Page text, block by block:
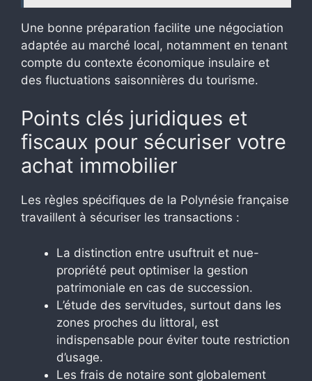
Une bonne préparation facilite une négociation
adaptée au marché local, notamment en tenant
compte du contexte économique insulaire et
des fluctuations saisonnières du tourisme.
Points clés juridiques et
fiscaux pour sécuriser votre
achat immobilier
Les règles spécifiques de la Polynésie française
travaillent à sécuriser les transactions :
La distinction entre usuftruit et nue-
propriété peut optimiser la gestion
patrimoniale en cas de succession.
L’étude des servitudes, surtout dans les
zones proches du littoral, est
indispensable pour éviter toute restriction
d’usage.
Les frais de notaire sont globalement